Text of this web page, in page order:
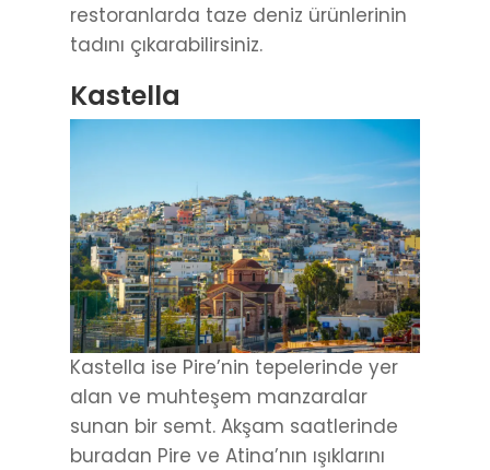
restoranlarda taze deniz ürünlerinin
tadını çıkarabilirsiniz.
Kastella
Kastella ise Pire’nin tepelerinde yer
alan ve muhteşem manzaralar
sunan bir semt. Akşam saatlerinde
buradan Pire ve Atina’nın ışıklarını